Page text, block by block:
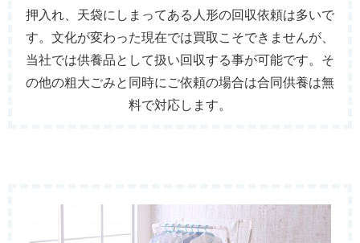
押入れ、天袋にしまってある人形の回収依頼は多いで
す。文化が変わった現在では買取こそできませんが、
当社では供養品として扱い回収する事が可能です。そ
の他の粗大ごみと同時にご依頼の場合は合同供養は無
料で対応します。